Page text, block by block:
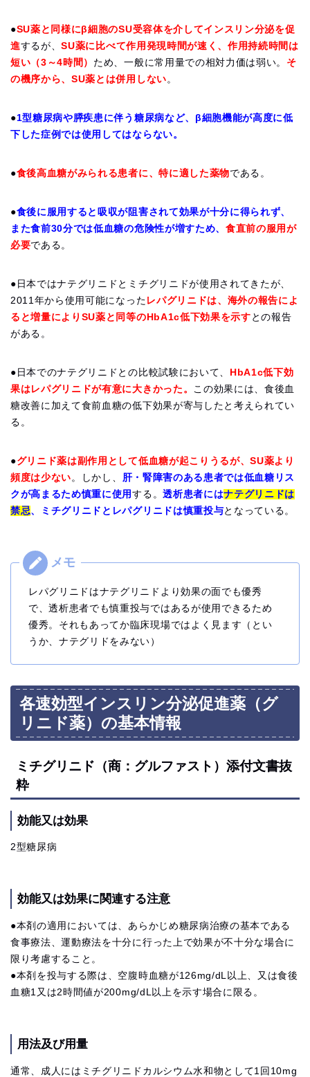
●SU薬と同様にβ細胞のSU受容体を介してインスリン分泌を促
進するが、SU薬に比べて作用発現時間が速く、作用持続時間は
短い（3～4時間） ため、一般に常用量での相対力価は弱い。 そ
の機序から、SU薬とは併用しない。
●1型糖尿病や膵疾患に伴う糖尿病など、β細胞機能が高度に低
下した症例では使用してはならない。
●食後高血糖がみられる患者に、特に適した薬物である。
●食後に服用すると吸収が阻害されて効果が十分に得られず、
また食前30分では低血糖の危険性が増すため、 食直前の服用が
必要である。
●日本ではナテグリニドとミチグリニドが使用されてきたが、
2011年から使用可能になった レパグリニドは、海外の報告によ
ると増量によりSU薬と同等のHbA1c低下効果を示す との報告
がある。
●日本でのナテグリニドとの比較試験において、
HbA1c低下効
果はレパグリニドが有意に大きかった。 この効果には、食後血
糖改善に加えて食前血糖の低下効果が寄与したと考えられてい
る。
●グリニド薬は副作用として低血糖が起こりうるが、SU薬より
頻度は少ない。しかし、 肝・腎障害のある患者では低血糖リス
クが高まるため慎重に使用する。透析患者にはナテグリニドは
禁忌、ミチグリニドとレパグリニドは慎重投与となっている。
レパグリニドはナテグリニドより効果の面でも優秀
で、透析患者でも慎重投与ではあるが使用できるため
優秀。それもあってか臨床現場ではよく見ます（とい
うか、ナテグリドをみない）
各速効型インスリン分泌促進薬（グ
リニド薬）の基本情報
ミチグリニド（商：グルファスト）添付文書抜
粋
効能又は効果
2型糖尿病
効能又は効果に関連する注意
●本剤の適用においては、あらかじめ糖尿病治療の基本である
食事療法、運動療法を十分に行った上で効果が不十分な場合に
限り考慮すること。
●本剤を投与する際は、空腹時血糖が126mg/dL以上、又は食後
血糖1又は2時間値が200mg/dL以上を示す場合に限る。
用法及び用量
通常、成人にはミチグリニドカルシウム水和物として1回10mg